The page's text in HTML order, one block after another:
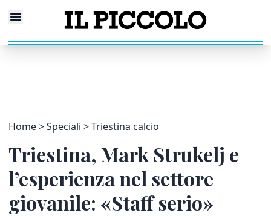
Home Speciali Triestina calcio
Triestina, Mark Strukelj e
l’esperienza nel settore
giovanile: «Staff serio»